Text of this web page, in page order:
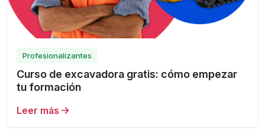
Profesionalizantes
Curso de excavadora gratis: cómo empezar
tu formación
Leer más